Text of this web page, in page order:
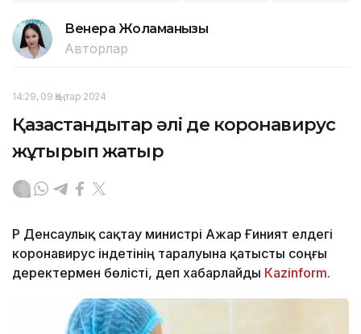
Венера Жоламанқызы
Авторлар
14:29, 09 Қаңтар 2024
Қазақстандықтар әлі де коронавирус
жұқтырып жатыр
ҚР Денсаулық сақтау министрі Ажар Ғиният елдегі
коронавирус індетінің таралуына қатысты соңғы
деректермен бөлісті, деп хабарлайды Кazinform.